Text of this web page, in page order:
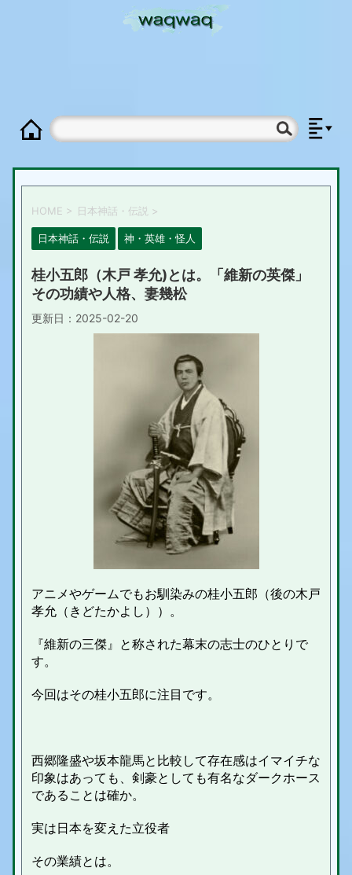
HOME > 日本神話・伝説 >
日本神話・伝説 神・英雄・怪人
桂小五郎（木戸 孝允)とは。「維新の英傑」
その功績や人格、妻幾松
更新日： 2025-02-20
アニメやゲームでもお馴染みの桂小五郎（後の木戸
孝允（きどたかよし））。
『維新の三傑』と称された幕末の志士のひとりで
す。
今回はその桂小五郎に注目です。
西郷隆盛や坂本龍馬と比較して存在感はイマイチな
印象はあっても、剣豪としても有名なダークホース
であることは確か。
実は日本を変えた立役者
その業績とは。